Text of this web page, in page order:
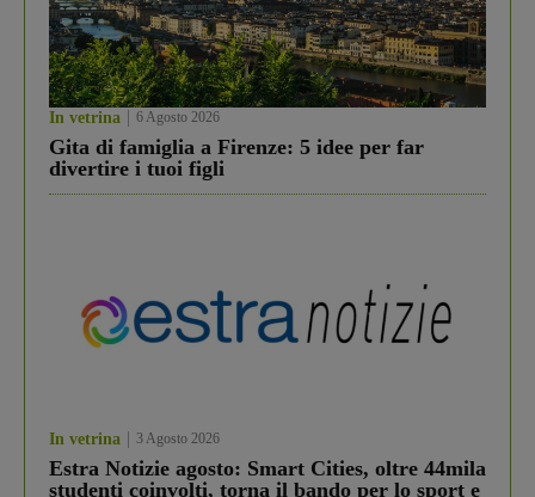
In vetrina 6 Agosto 2026
Gita di famiglia a Firenze: 5 idee per far
divertire i tuoi figli
In vetrina 3 Agosto 2026
Estra Notizie agosto: Smart Cities, oltre 44mila
studenti coinvolti, torna il bando per lo sport e